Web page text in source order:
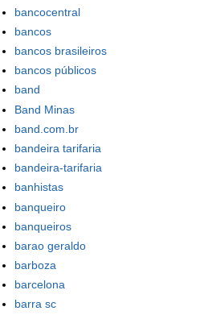
bancocentral
bancos
bancos brasileiros
bancos públicos
band
Band Minas
band.com.br
bandeira tarifaria
bandeira-tarifaria
banhistas
banqueiro
banqueiros
barao geraldo
barboza
barcelona
barra sc